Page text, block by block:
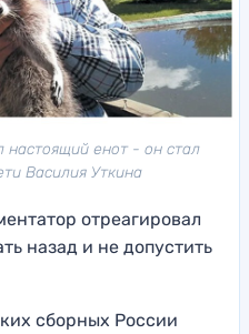
настоящий енот - он стал
Василия Уткина
отреагировал
назад и не допустить
сборных России